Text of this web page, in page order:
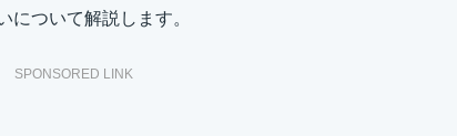
について解説します。
SPONSORED LINK